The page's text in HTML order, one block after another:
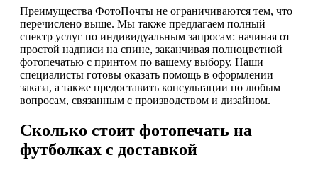
Преимущества ФотоПочты не ограничиваются тем, что
перечислено выше. Мы также предлагаем полный
спектр услуг по индивидуальным запросам: начиная от
простой надписи на спине, заканчивая полноцветной
фотопечатью с принтом по вашему выбору. Наши
специалисты готовы оказать помощь в оформлении
заказа, а также предоставить консультации по любым
вопросам, связанным с производством и дизайном.
Сколько стоит фотопечать на
футболках с доставкой